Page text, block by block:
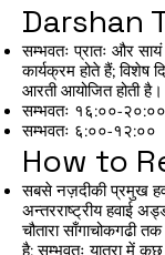
Darshan
सम्भवतः प्रातः और
कार्यक्रम होते हैं; विशेष
आरती आयोजित होती है।
सम्भवतः १६:००-२०:००
सम्भवतः ६:००-१२:००
How to
सबसे नज़दीकी प्रमुख
अन्तरराष्ट्रीय हवाई
चौतारा साँगाचोकगढी
है; सम्भवतः यात्रा में